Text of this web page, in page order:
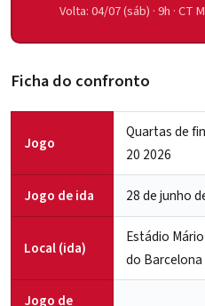
Volta: 04/07 (sáb) · 9h ·
Ficha do confronto
Jogo
Quartas de
20 2026
Jogo de ida 28 de junho
Local (ida)
Estádio
do Barcelona
Jogo de